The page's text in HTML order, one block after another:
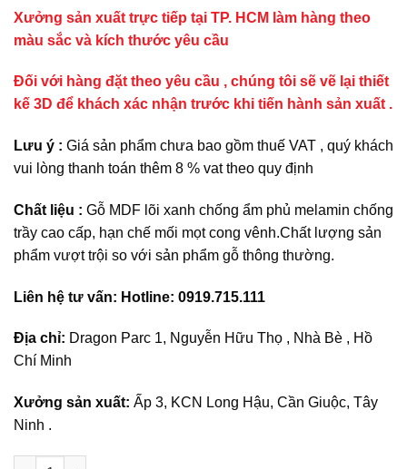
Xưởng sản xuất trực tiếp tại TP. HCM làm hàng theo
màu sắc và kích thước yêu cầu
Đối với hàng đặt theo yêu cầu , chúng tôi sẽ vẽ lại thiết
kế 3D để khách xác nhận trước khi tiến hành sản xuất .
Lưu ý : Giá sản phẩm chưa bao gồm thuế VAT , quý khách
vui lòng thanh toán thêm 8 % vat theo quy định
Chất liệu : Gỗ MDF lõi xanh chống ẩm phủ melamin chống
trầy cao cấp, hạn chế mối mọt cong vênh.Chất lượng sản
phẩm vượt trội so với sản phẩm gỗ thông thường.
Liên hệ tư vấn: Hotline: 0919.715.111
Địa chỉ: Dragon Parc 1, Nguyễn Hữu Thọ , Nhà Bè , Hồ
Chí Minh
Xưởng sản xuất: Ấp 3, KCN Long Hậu, Cần Giuộc, Tây
Ninh .
Bàn họp gỗ văn phòng 4m8 BHG5-2 số lượng